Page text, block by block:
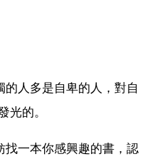
人多是自卑的人，對自
光的。
找一本你感興趣的書，認